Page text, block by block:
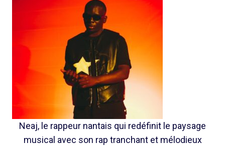
Neaj, le rappeur nantais qui redéfinit le paysage
musical avec son rap tranchant et mélodieux